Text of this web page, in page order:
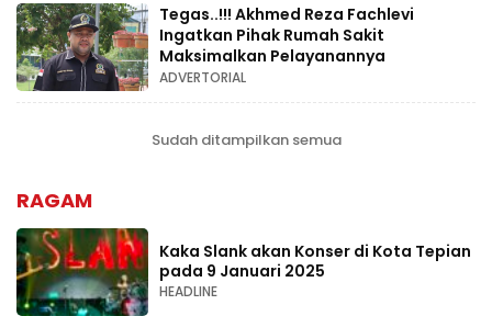
Tegas..!!! Akhmed Reza Fachlevi
Ingatkan Pihak Rumah Sakit
Maksimalkan Pelayanannya
ADVERTORIAL
Sudah ditampilkan semua
RAGAM
Kaka Slank akan Konser di Kota Tepian
pada 9 Januari 2025
HEADLINE